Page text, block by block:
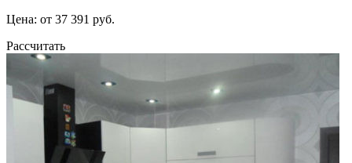
Цена: от 37 391 руб.
Рассчитать